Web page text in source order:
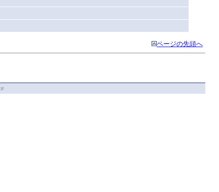
ページの先頭へ